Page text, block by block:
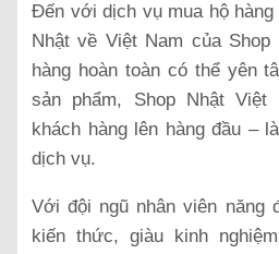
Đến với dịch vụ mua hộ hàng
Nhật về Việt Nam của
hàng hoàn toàn có thể yên
sản phẩm, Shop Nhật
khách hàng lên hàng đầu –
dịch vụ.
Với đội ngũ nhân viên năng
kiến thức, giàu kinh